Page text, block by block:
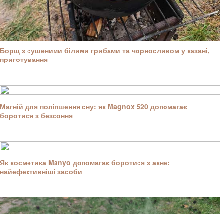
Борщ з сушеними білими грибами та чорносливом у казані,
приготування
Магній для поліпшення сну: як Magnox 520 допомагає
боротися з безсоння
Як косметика Manyo допомагає боротися з акне:
найефективніші засоби